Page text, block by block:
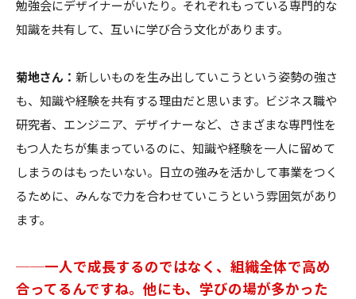
勉強会にデザイナーがいたり。それぞれもっている専門的な
知識を共有して、互いに学び合う文化があります。
菊地さん： 新しいものを生み出していこうという姿勢の強さ
も、知識や経験を共有する理由だと思います。ビジネス職や
研究者、エンジニア、デザイナーなど、さまざまな専門性を
もつ人たちが集まっているのに、知識や経験を一人に留めて
しまうのはもったいない。日立の強みを活かして事業をつく
るために、みんなで力を合わせていこうという雰囲気があり
ます。
──一人で成長するのではなく、組織全体で高め
合ってるんですね。他にも、学びの場が多かった